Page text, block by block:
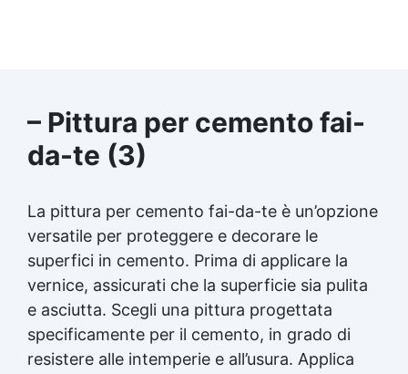
– Pittura per cemento fai-
da-te (3)
La pittura per cemento fai-da-te è un’opzione
versatile per proteggere e decorare le
superfici in cemento. Prima di applicare la
vernice, assicurati che la superficie sia pulita
e asciutta. Scegli una pittura progettata
specificamente per il cemento, in grado di
resistere alle intemperie e all’usura. Applica